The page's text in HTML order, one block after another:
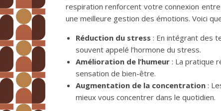
respiration renforcent votre connexion
une meilleure gestion des émotions. Voici
Réduction du stress : En intégrant des
souvent appelé l’hormone du stress.
Amélioration de l’humeur : La pratique
sensation de bien-être.
Augmentation de la concentration :
mieux vous concentrer dans le quotidien.